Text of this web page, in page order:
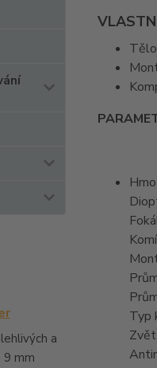
a
9 mm
Typ